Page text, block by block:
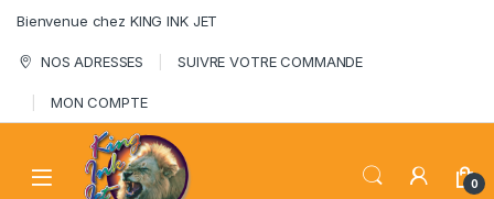
Bienvenue chez KING INK JET
NOS ADRESSES SUIVRE VOTRE COMMANDE
MON COMPTE
0